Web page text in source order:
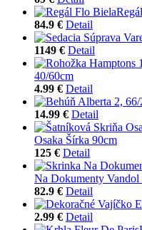
84.9 € Detail
1149 € Detail
40/60cm
4.99 € Detail
14.99 € Detail
Osaka Šírka 90cm
125 € Detail
Na Dokumenty
82.9 € Detail
2.99 € Detail